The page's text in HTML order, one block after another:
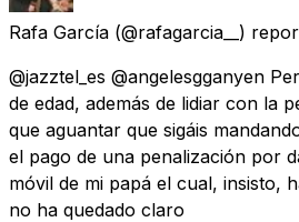
Rafa García (@rafagarcia__)
@jazztel_es @angelesgganyen
de edad, además de lidiar con la
que aguantar que sigáis
el pago de una penalización por
móvil de mi papá el cual, insisto,
no ha quedado claro